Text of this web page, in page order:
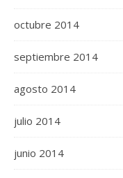
octubre 2014
septiembre 2014
agosto 2014
julio 2014
junio 2014